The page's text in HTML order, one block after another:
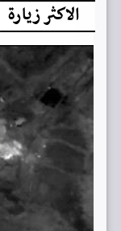
الاكثر زيارة